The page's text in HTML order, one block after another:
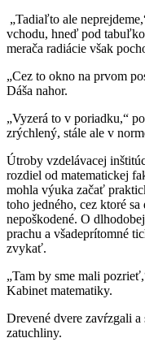
„Tadiaľto ale
vchodu, hneď pod
merača radiácie však
„Cez to okno na prvom
Dáša nahor.
„Vyzerá to v poriadku,“
zrýchlený, stále ale v
Útroby vzdelávacej
rozdiel od matematickej
mohla výuka začať
toho jedného, cez ktoré
nepoškodené. O
prachu a všadeprítomné
zvykať.
„Tam by sme mali
Kabinet matematiky.
Drevené dvere zavŕzgali
zatuchliny.